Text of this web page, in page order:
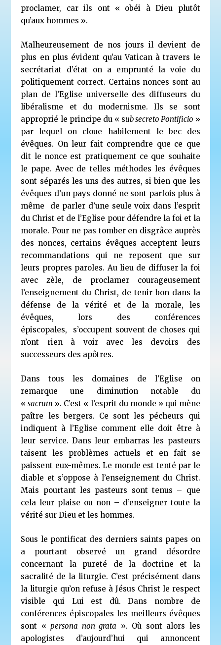
proclamer, car ils ont « obéi à Dieu plutôt
qu’aux hommes ».
Malheureusement de nos jours il devient de
plus en plus évident qu’au Vatican à travers le
secrétariat d’état on a emprunté la voie du
politiquement correct. Certains nonces sont au
plan de l’Eglise universelle des diffuseurs du
libéralisme et du modernisme. Ils se sont
approprié le principe du « sub secreto Pontificio »
par lequel on cloue habilement le bec des
évêques. On leur fait comprendre que ce que
dit le nonce est pratiquement ce que souhaite
le pape. Avec de telles méthodes les évêques
sont séparés les uns des autres, si bien que les
évêques d’un pays donné ne sont parfois plus à
même de parler d’une seule voix dans l’esprit
du Christ et de l’Eglise pour défendre la foi et la
morale. Pour ne pas tomber en disgrâce auprès
des nonces, certains évêques acceptent leurs
recommandations qui ne reposent que sur
leurs propres paroles. Au lieu de diffuser la foi
avec zèle, de proclamer courageusement
l’enseignement du Christ, de tenir bon dans la
défense de la vérité et de la morale, les
évêques, lors des conférences
épiscopales, s’occupent souvent de choses qui
n’ont rien à voir avec les devoirs des
successeurs des apôtres.
Dans tous les domaines de l’Eglise on
remarque une diminution notable du
«sacrum ». C’est « l’esprit du monde » qui mène
paître les bergers. Ce sont les pécheurs qui
indiquent à l’Eglise comment elle doit être à
leur service. Dans leur embarras les pasteurs
taisent les problèmes actuels et en fait se
paissent eux-mêmes. Le monde est tenté par le
diable et s’oppose à l’enseignement du Christ.
Mais pourtant les pasteurs sont tenus – que
cela leur plaise ou non – d’enseigner toute la
vérité sur Dieu et les hommes.
Sous le pontificat des derniers saints papes on
a pourtant observé un grand désordre
concernant la pureté de la doctrine et la
sacralité de la liturgie. C’est précisément dans
la liturgie qu’on refuse à Jésus Christ le respect
visible qui Lui est dû. Dans nombre de
conférences épiscopales les meilleurs évêques
sont «persona non grata ». Où sont alors les
apologistes d’aujourd’hui qui annoncent